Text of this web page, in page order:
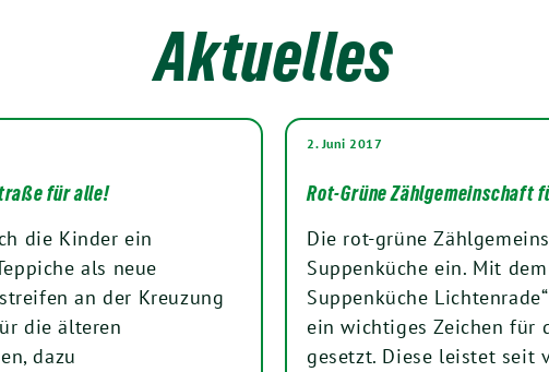
Aktuelles
für alle!
die Kinder ein
als neue
an der Kreuzung
die älteren
dazu
2. Juni 2017
Rot-Grüne Zählgemeinschaft
Die rot-grüne
Suppenküche ein. Mit
Suppenküche
ein wichtiges Zeichen für
gesetzt. Diese leistet seit